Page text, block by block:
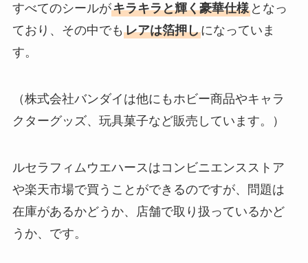
すべてのシールがキラキラと輝く豪華仕様となっ
ており、その中でも レアは箔押しになっていま
す。
（株式会社バンダイは他にもホビー商品やキャラ
クターグッズ、玩具菓子など販売しています。）
ルセラフィムウエハースはコンビニエンスストア
や楽天市場で買うことができるのですが、問題は
在庫があるかどうか、店舗で取り扱っているかど
うか、です。